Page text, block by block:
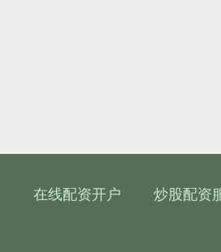
在线配资开户 炒股配资